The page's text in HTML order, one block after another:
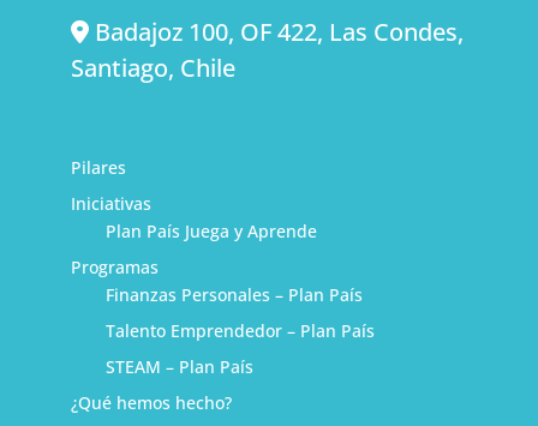
Badajoz 100, OF 422, Las Condes,
Santiago, Chile
Pilares
Iniciativas
Plan País Juega y Aprende
Programas
Finanzas Personales – Plan País
Talento Emprendedor – Plan País
STEAM – Plan País
¿Qué hemos hecho?